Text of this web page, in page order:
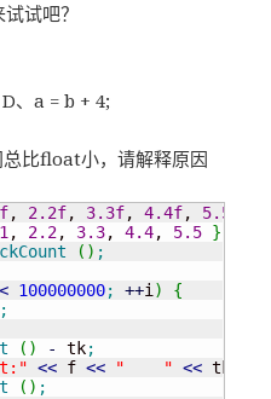
试吧？
、a = b + 4;
比float小，请解释原因
, 2.2f, 3.3f, 4.4f, 5.5f
, 2.2, 3.3, 4.4, 5.5 }
( ) ;
< 100000000; ++i)
{
;
( ) - tk;
<< f << "    " << tk
( ) ;